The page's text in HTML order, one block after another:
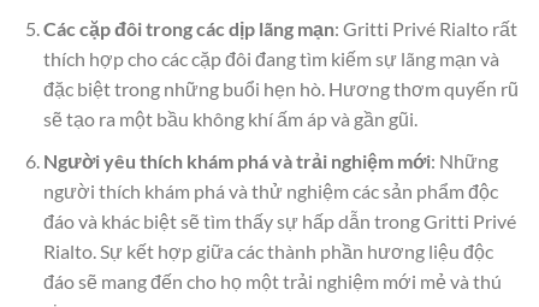
Các cặp đôi trong các dịp lãng mạn: Gritti Privé Rialto rất
thích hợp cho các cặp đôi đang tìm kiếm sự lãng mạn và
đặc biệt trong những buổi hẹn hò. Hương thơm quyến rũ
sẽ tạo ra một bầu không khí ấm áp và gần gũi.
Người yêu thích khám phá và trải nghiệm mới: Những
người thích khám phá và thử nghiệm các sản phẩm độc
đáo và khác biệt sẽ tìm thấy sự hấp dẫn trong Gritti Privé
Rialto. Sự kết hợp giữa các thành phần hương liệu độc
đáo sẽ mang đến cho họ một trải nghiệm mới mẻ và thú